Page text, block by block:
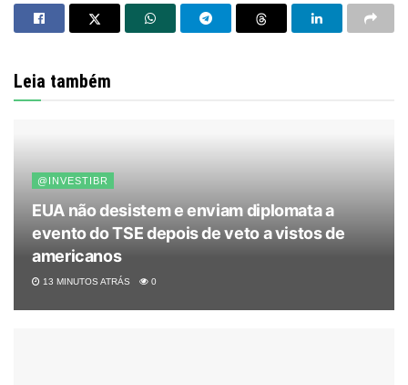
Leia também
@INVESTIBR
EUA não desistem e enviam diplomata a
evento do TSE depois de veto a vistos de
americanos
13 MINUTOS ATRÁS 0